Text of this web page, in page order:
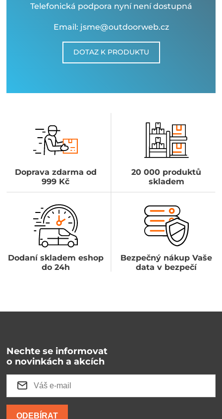
Telefonická podpora nyní není dostupná
Email: jsme@outdoorweb.cz
DOTAZ K PRODUKTU
Doprava zdarma od
999 Kč
20 000 produktů
skladem
Dodaní skladem eshop
do 24h
Bezpečný nákup Vaše
data v bezpečí
Nechte se informovat
o novinkách a akcích
ODEBÍRAT